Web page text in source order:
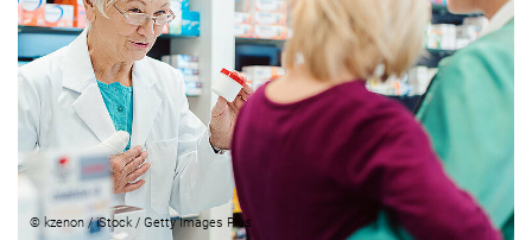
© kzenon / iStock / Getty Images Plus